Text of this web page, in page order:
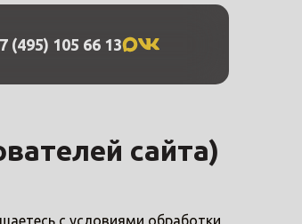
(495) 105 66 13
сайта)
с условиями обработки